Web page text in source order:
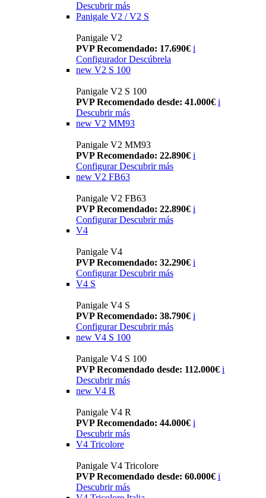
Descubrir más
Panigale V2 / V2 S
Panigale V2
PVP Recomendado: 17.690€ i
Configurador Descúbrela
new V2 S 100
Panigale V2 S 100
PVP Recomendado desde: 41.000€ i
Descubrir más
new V2 MM93
Panigale V2 MM93
PVP Recomendado: 22.890€ i
Configurar Descubrir más
new V2 FB63
Panigale V2 FB63
PVP Recomendado: 22.890€ i
Configurar Descubrir más
V4
Panigale V4
PVP Recomendado: 32.290€ i
Configurar Descubrir más
V4 S
Panigale V4 S
PVP Recomendado: 38.790€ i
Configurar Descubrir más
new V4 S 100
Panigale V4 S 100
PVP Recomendado desde: 112.000€ i
Descubrir más
new V4 R
Panigale V4 R
PVP Recomendado: 44.000€ i
Descubrir más
V4 Tricolore
Panigale V4 Tricolore
PVP Recomendado desde: 60.000€ i
Descubrir más